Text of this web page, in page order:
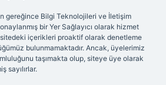
gereğince Bilgi Teknolojileri ve İletişim
bir Yer Sağlayıcı olarak hizmet
içerikleri proaktif olarak denetleme
bulunmamaktadır. Ancak, üyelerimiz
taşımakta olup, siteye üye olarak
sayılırlar.